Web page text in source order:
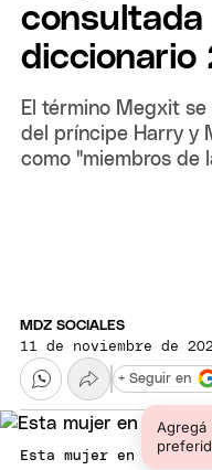
consultada
diccionario
El término Megxit
del príncipe Harry y
como "miembros de
MDZ SOCIALES
11 de noviembre de
Agregá
+ Seguir en
Esta mujer en la más